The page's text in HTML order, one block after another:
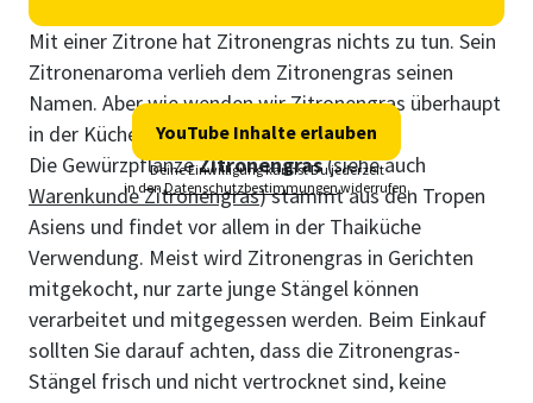
Mit einer Zitrone hat Zitronengras nichts zu tun. Sein
Zitronenaroma verlieh dem Zitronengras seinen
Namen. Aber wie wenden wir Zitronengras überhaupt
in der Küche an?YouTube Inhalte erlauben
Deine Einwilligung kannst Du jederzeit
in denDatenschutzbestimmungenwiderrufen.
Die GewürzpflanzeZitronengras(siehe auch
Warenkunde Zitronengras) stammt aus den Tropen
Asiens und findet vor allem in der Thaiküche
Verwendung. Meist wird Zitronengras in Gerichten
mitgekocht, nur zarte junge Stängel können
verarbeitet und mitgegessen werden. Beim Einkauf
sollten Sie darauf achten, dass die Zitronengras-
Stängel frisch und nicht vertrocknet sind, keine